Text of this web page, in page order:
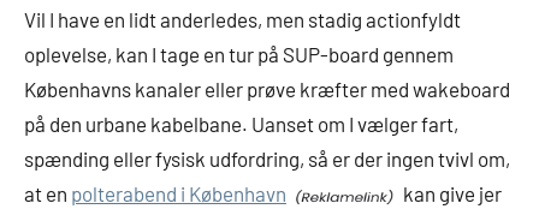
Vil I have en lidt anderledes, men stadig actionfyldt
oplevelse, kan I tage en tur på SUP-board gennem
Københavns kanaler eller prøve kræfter med wakeboard
på den urbane kabelbane. Uanset om I vælger fart,
spænding eller fysisk udfordring, så er der ingen tvivl om,
at en polterabend i København
kan give jer